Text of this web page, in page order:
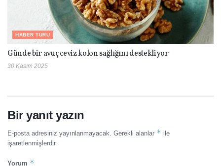
HABER TURU
Günde bir avuç ceviz kolon sağlığını destekliyor
30 Kasım 2025
Bir yanıt yazın
E-posta adresiniz yayınlanmayacak. Gerekli alanlar * ile
işaretlenmişlerdir
Yorum *